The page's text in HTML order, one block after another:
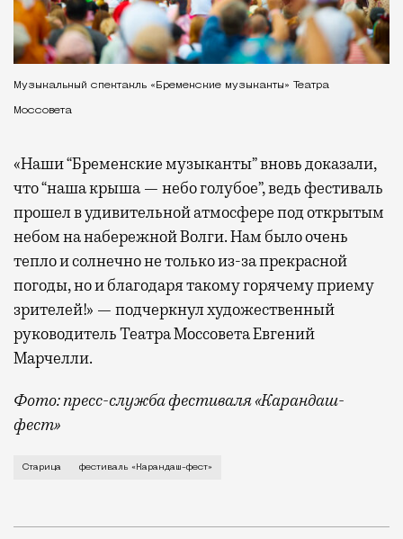
Музыкальный спектакль «Бременские музыканты» Театра
Моссовета
«Наши “Бременские музыканты” вновь доказали,
что “наша крыша — небо голубое”, ведь фестиваль
прошел в удивительной атмосфере под открытым
небом на набережной Волги. Нам было очень
тепло и солнечно не только из-за прекрасной
погоды, но и благодаря такому горячему приему
зрителей!» — подчеркнул художественный
руководитель Театра Моссовета Евгений
Марчелли.
Фото: пресс-служба фестиваля «Карандаш-
фест»
В минувший уикенд маленькая Старица в
Старица фестиваль «Карандаш-фест»